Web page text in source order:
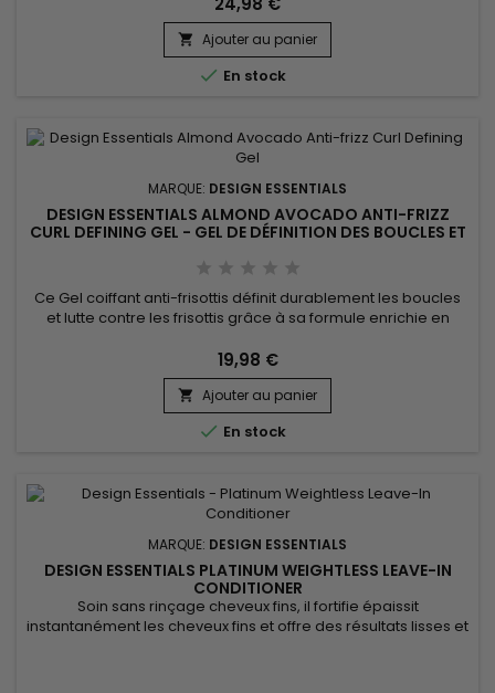
Design Essentials African Chebe Herbal Pre-Wash Intense
Repair Masque hydrate en profondeur pour des cheveux
plus doux et plus souples, aide...
 Ajouter au panier
 En stock
MARQUE: DESIGN ESSENTIALS
DESIGN ESSENTIALS ALMOND AVOCADO ANTI-FRIZZ
CURL DEFINING GEL - GEL DE DÉFINITION DES BOUCLES ET
Ce Gel coiffant anti-frisottis définit durablement les boucles
et lutte contre les frisottis grâce à sa formule enrichie en
Cette combinaison nutritive pénètre en profondeur pour
hydrater, renforcer et protéger la fibre capillaire, tout en
apportant brillance. Sa texture légère n’alourdit pas...
19,98 €
 Ajouter au panier
 En stock
MARQUE: DESIGN ESSENTIALS
DESIGN ESSENTIALS PLATINUM WEIGHTLESS LEAVE-IN
CONDITIONER
Soin sans rinçage cheveux fins, il fortifie épaissit
instantanément les cheveux fins et offre des résultats lisses et